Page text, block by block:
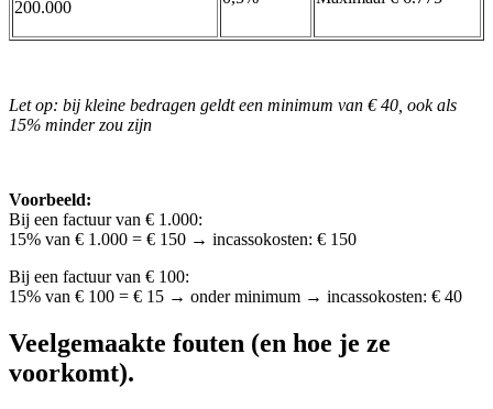
200.000
Let op: bij kleine bedragen geldteen minimum van € 40 , ook als
15% minder zou zijn
Voorbeeld:
Bij een factuur van € 1.000:
15% van € 1.000 = € 150 → incassokosten: € 150
Bij een factuur van € 100:
15% van € 100 = € 15 → onder minimum → incassokosten: € 40
Veelgemaakte fouten (en hoe je ze
voorkomt).